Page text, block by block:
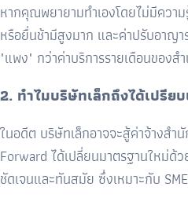
หากคุณพยายามทำเองโดยไม่มีคว
หรือยื่นช้ามีสูงมาก และค่าปรับอาญ
"แพง" กว่าค่าบริการรายเดือนของ
2. ทำไมบริษัทเล็กถึงได้เปรี
ในอดีต บริษัทเล็กอาจจะสู้ค่าจ้างส
Forward ได้เปลี่ยนมาตรฐานใหม่ด้
ชัดเจนและทันสมัย ซึ่งเหมาะกับ SME